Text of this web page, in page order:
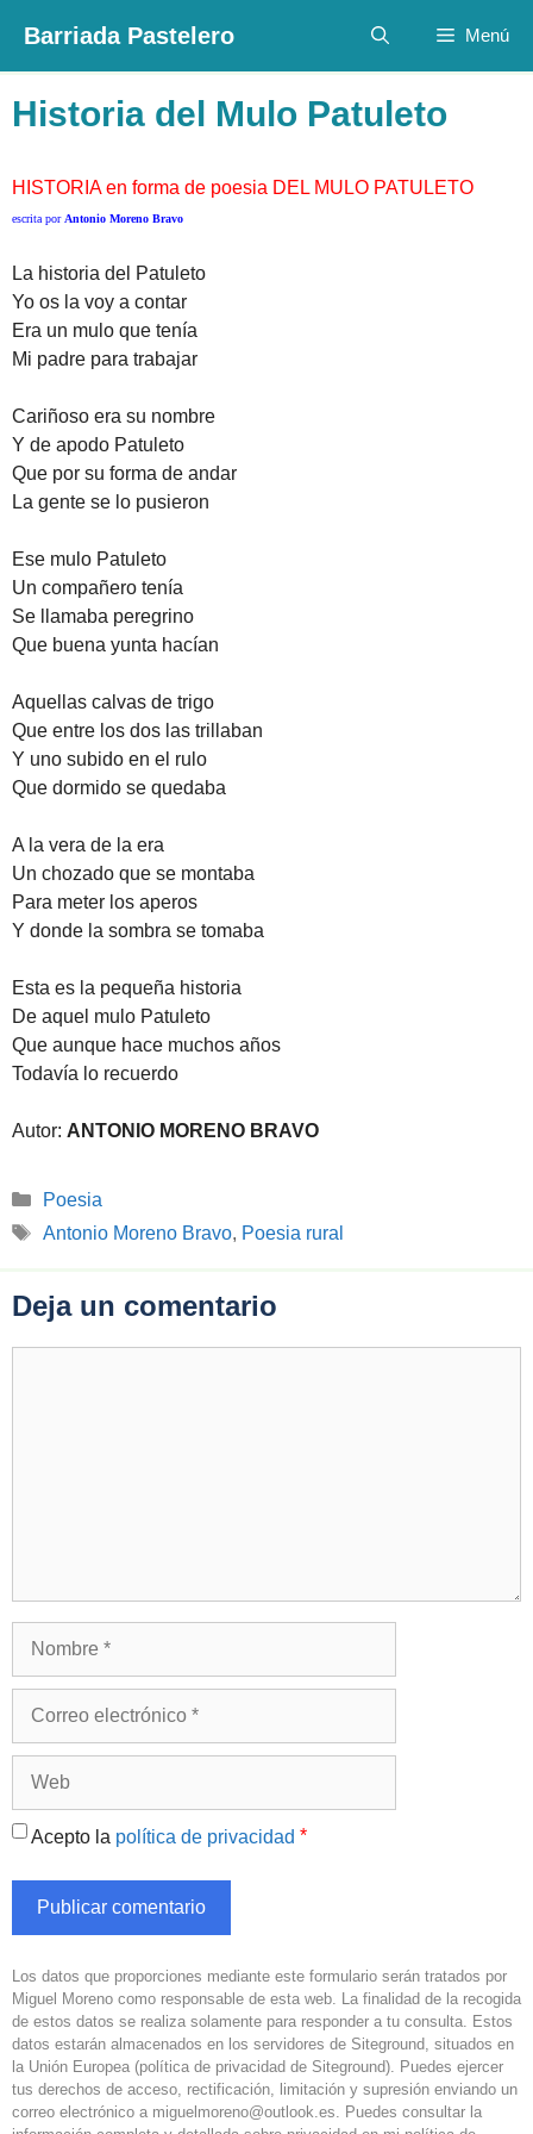
contenido
Barriada Pastelero Menú
Historia del Mulo Patuleto
HISTORIA en forma de poesia DEL MULO PATULETO
escrita por Antonio Moreno Bravo
La historia del Patuleto
Yo os la voy a contar
Era un mulo que tenía
Mi padre para trabajar
Cariñoso era su nombre
Y de apodo Patuleto
Que por su forma de andar
La gente se lo pusieron
Ese mulo Patuleto
Un compañero tenía
Se llamaba peregrino
Que buena yunta hacían
Aquellas calvas de trigo
Que entre los dos las trillaban
Y uno subido en el rulo
Que dormido se quedaba
A la vera de la era
Un chozado que se montaba
Para meter los aperos
Y donde la sombra se tomaba
Esta es la pequeña historia
De aquel mulo Patuleto
Que aunque hace muchos años
Todavía lo recuerdo
Autor: ANTONIO MORENO BRAVO
Categorías
Poesia
Etiquetas
Antonio Moreno Bravo, Poesia rural
Deja un comentario
Acepto la política de privacidad *
Los datos que proporciones mediante este formulario serán tratados por
Miguel Moreno como responsable de esta web. La finalidad de la recogida
de estos datos se realiza solamente para responder a tu consulta. Estos
datos estarán almacenados en los servidores de Siteground, situados en
la Unión Europea (política de privacidad de Siteground). Puedes ejercer
tus derechos de acceso, rectificación, limitación y supresión enviando un
correo electrónico a miguelmoreno@outlook.es. Puedes consultar la